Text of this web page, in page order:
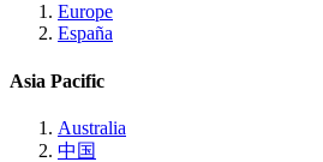
Europe
España
Asia Pacific
Australia
中国